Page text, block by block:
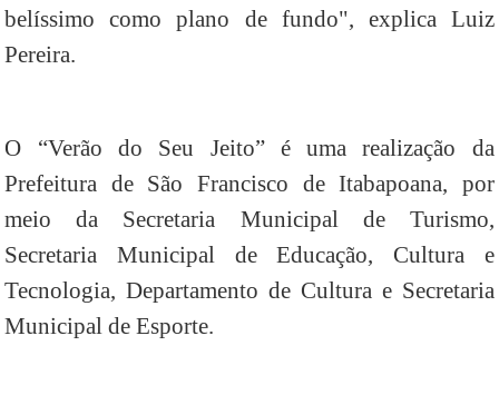
belíssimo como plano de fundo", explica Luiz
Pereira.
O “Verão do Seu Jeito” é uma realização da
Prefeitura de São Francisco de Itabapoana, por
meio da Secretaria Municipal de Turismo,
Secretaria Municipal de Educação, Cultura e
Tecnologia, Departamento de Cultura e Secretaria
Municipal de Esporte.